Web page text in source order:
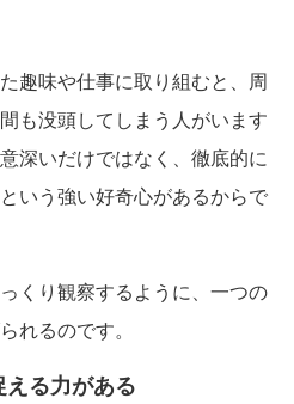
趣味や仕事に取り組むと、周
も没頭してしまう人がいます
深いだけではなく、徹底的に
いう強い好奇心があるからで
くり観察するように、一つの
れるのです。
る力がある